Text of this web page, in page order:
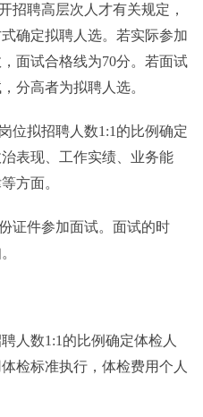
招聘高层次人才有关规定，
确定拟聘人选。若实际参加
面试合格线为70分。若面试
分高者为拟聘人选。
位拟招聘人数1:1的比例确定
表现、工作实绩、业务能
方面。
证件参加面试。面试的时
人数1:1的比例确定体检人
检标准执行，体检费用个人